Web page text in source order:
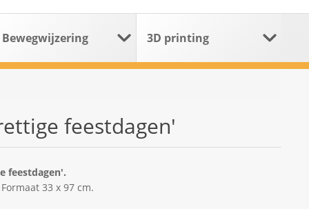
Bewegwijzering 3D printing
feestdagen'
feestdagen'.
33 x 97 cm.